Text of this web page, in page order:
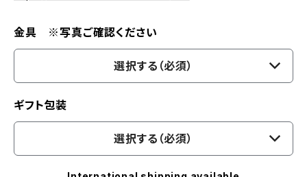
金具 ※写真ご確認ください
選択する（必須）
ギフト包装
選択する（必須）